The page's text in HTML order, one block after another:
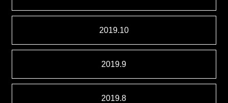
2019.10
2019.9
2019.8